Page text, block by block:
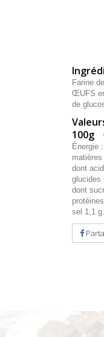
Farine
ŒUFS
de
100g
Énergie
dont
glucides
dont
sel 1,1 g.